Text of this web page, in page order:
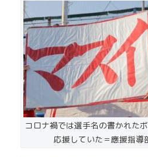
コロナ禍では選手名の書かれた
応援していた＝應援指導